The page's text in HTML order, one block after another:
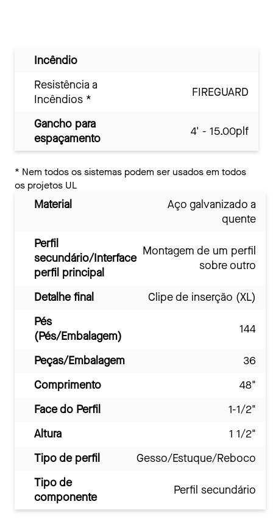
Incêndio
Resistência a
Incêndios * FIREGUARD
Gancho para
espaçamento
4' - 15.00plf
* Nem todos os sistemas podem ser usados em todos
os projetos UL
Material
Aço galvanizado a
quente
Perfil
secundário/Interface
perfil principal
Montagem de um perfil
sobre outro
Detalhe final
Clipe de inserção (XL)
Pés
(Pés/Embalagem)
144
Peças/Embalagem
36
Comprimento
48"
Face do Perfil
1-1/2"
Altura
1 1/2"
Tipo de perfil
Gesso/Estuque/Reboco
Tipo de
componente
Perfil secundário